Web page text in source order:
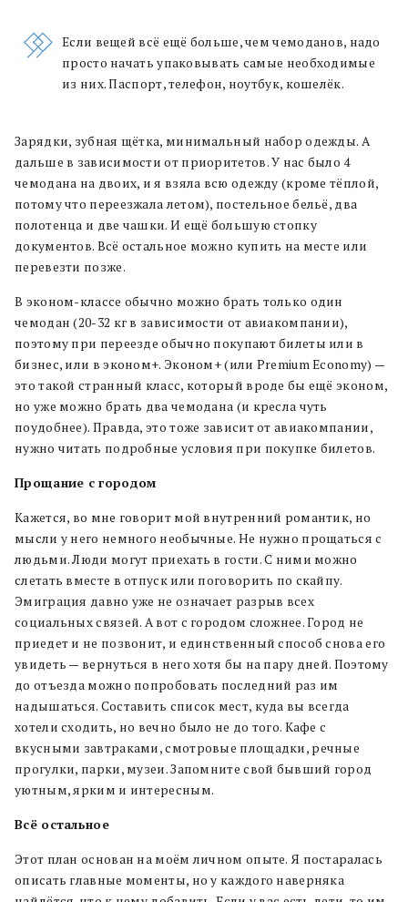
Если вещей всё ещё больше, чем чемоданов, надо
просто начать упаковывать самые необходимые
из них. Паспорт, телефон, ноутбук, кошелёк.
Зарядки, зубная щётка, минимальный набор одежды. А
дальше в зависимости от приоритетов. У нас было 4
чемодана на двоих, и я взяла всю одежду (кроме тёплой,
потому что переезжала летом), постельное бельё, два
полотенца и две чашки. И ещё большую стопку
документов. Всё остальное можно купить на месте или
перевезти позже.
В эконом-классе обычно можно брать только один
чемодан (20-32 кг в зависимости от авиакомпании),
поэтому при переезде обычно покупают билеты или в
бизнес, или в эконом+. Эконом+ (или Premium Economy) —
это такой странный класс, который вроде бы ещё эконом,
но уже можно брать два чемодана (и кресла чуть
поудобнее). Правда, это тоже зависит от авиакомпании,
нужно читать подробные условия при покупке билетов.
Прощание с городом
Кажется, во мне говорит мой внутренний романтик, но
мысли у него немного необычные. Не нужно прощаться с
людьми. Люди могут приехать в гости. С ними можно
слетать вместе в отпуск или поговорить по скайпу.
Эмиграция давно уже не означает разрыв всех
социальных связей. А вот с городом сложнее. Город не
приедет и не позвонит, и единственный способ снова его
увидеть — вернуться в него хотя бы на пару дней. Поэтому
до отъезда можно попробовать последний раз им
надышаться. Составить список мест, куда вы всегда
хотели сходить, но вечно было не до того. Кафе с
вкусными завтраками, смотровые площадки, речные
прогулки, парки, музеи. Запомните свой бывший город
уютным, ярким и интересным.
Всё остальное
Этот план основан на моём личном опыте. Я постаралась
описать главные моменты, но у каждого наверняка